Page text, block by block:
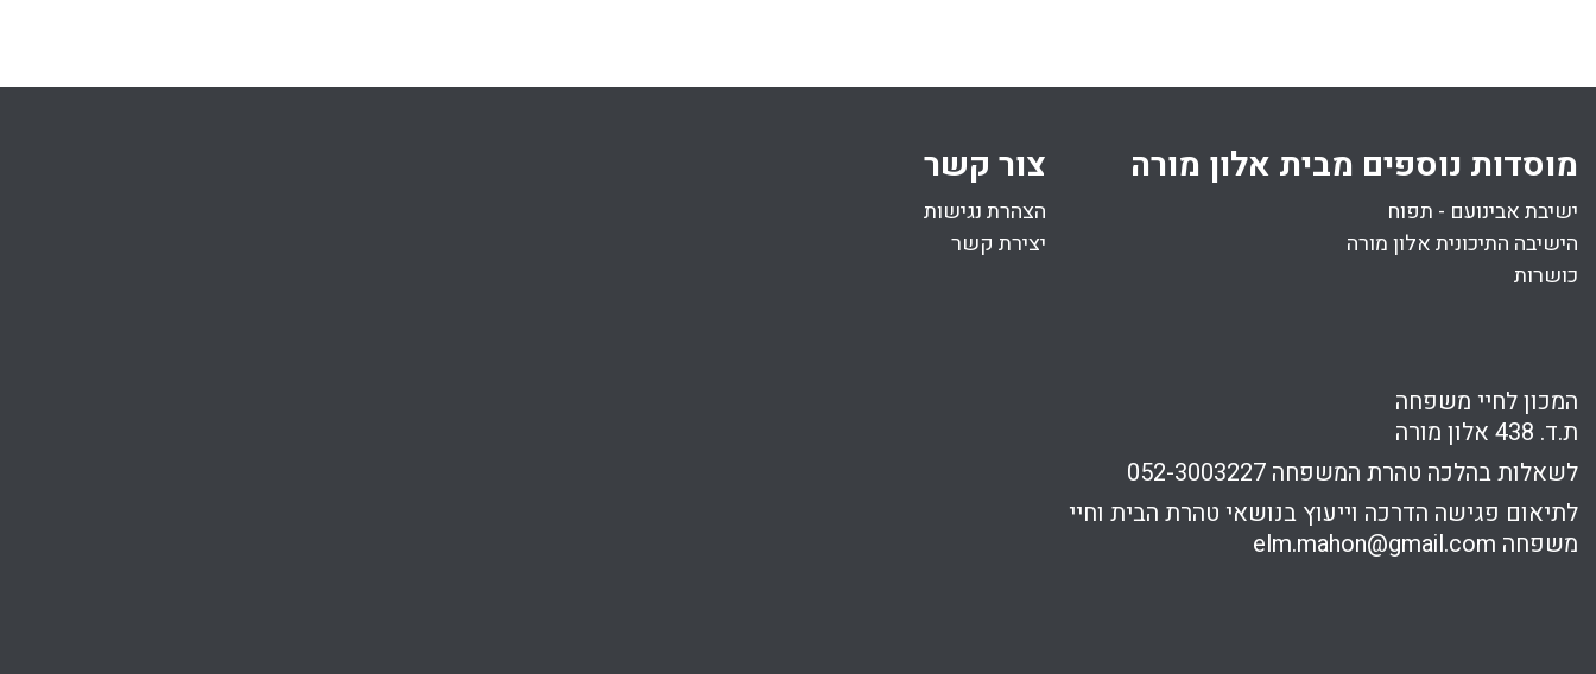
מוסדות נוספים מבית אלון מורה
ישיבת אבינועם - תפוח
הישיבה התיכונית אלון מורה
כושרות
צור קשר
הצהרת נגישות
יצירת קשר
המכון לחיי משפחה
ת.ד. 438 אלון מורה
לשאלות בהלכה טהרת המשפחה 052-3003227
לתיאום פגישה הדרכה וייעוץ בנושאי טהרת הבית וחיי
משפחה elm.mahon@gmail.com